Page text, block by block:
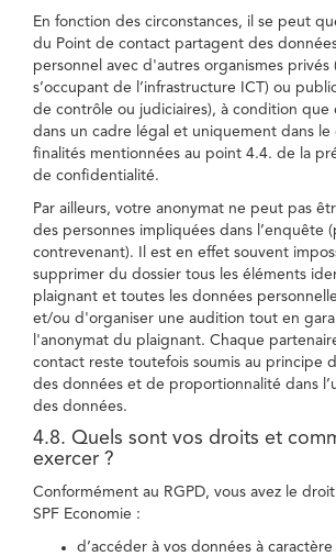
En fonction des circonstances, il se peut
du Point de contact partagent des
personnel avec d'autres organismes privés
s’occupant de l’infrastructure ICT) ou
de contrôle ou judiciaires), à condition que
dans un cadre légal et uniquement dans le
finalités mentionnées au point 4.4. de la
de confidentialité.
Par ailleurs, votre anonymat ne peut pas
des personnes impliquées dans l’enquête
contrevenant). Il est en effet souvent
supprimer du dossier tous les éléments
plaignant et toutes les données
et/ou d'organiser une audition tout en
l'anonymat du plaignant. Chaque
contact reste toutefois soumis au principe
des données et de proportionnalité dans
des données.
4.8. Quels sont vos droits et
exercer ?
Conformément au RGPD, vous avez le
SPF Economie :
d’accéder à vos données à